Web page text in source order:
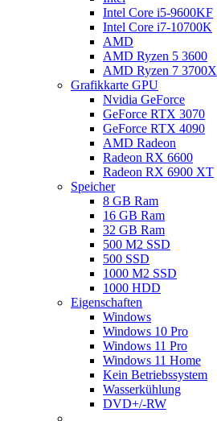
Intel Core i5-9600KF
Intel Core i7-10700K
AMD
AMD Ryzen 5 3600
AMD Ryzen 7 3700X
Grafikkarte GPU
Nvidia GeForce
GeForce RTX 3070
GeForce RTX 4090
AMD Radeon
Radeon RX 6600
Radeon RX 6900 XT
Speicher
8 GB Ram
16 GB Ram
32 GB Ram
500 M2 SSD
500 SSD
1000 M2 SSD
1000 HDD
Eigenschaften
Windows
Windows 10 Pro
Windows 11 Pro
Windows 11 Home
Kein Betriebssystem
Wasserkühlung
DVD+/-RW